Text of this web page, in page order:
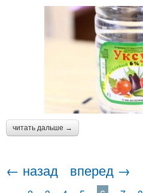
читать дальше →
← назад вперед →